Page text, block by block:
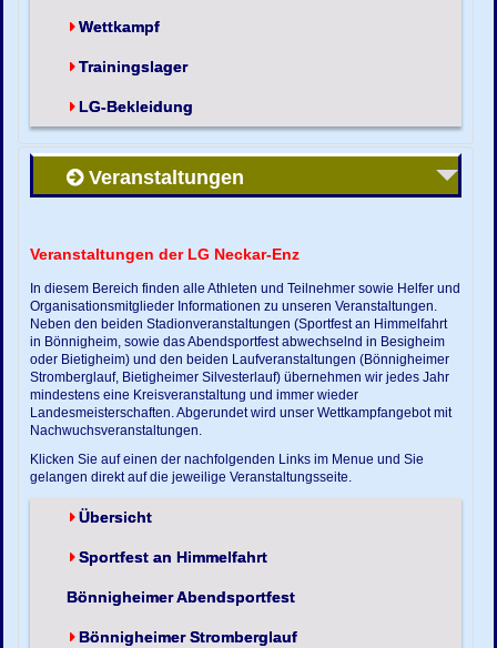
Wettkampf
Trainingslager
LG-Bekleidung
Veranstaltungen
Veranstaltungen der LG Neckar-Enz
In diesem Bereich finden alle Athleten und Teilnehmer sowie Helfer und
Organisationsmitglieder Informationen zu unseren Veranstaltungen.
Neben den beiden Stadionveranstaltungen (Sportfest an Himmelfahrt
in Bönnigheim, sowie das Abendsportfest abwechselnd in Besigheim
oder Bietigheim) und den beiden Laufveranstaltungen (Bönnigheimer
Stromberglauf, Bietigheimer Silvesterlauf) übernehmen wir jedes Jahr
mindestens eine Kreisveranstaltung und immer wieder
Landesmeisterschaften. Abgerundet wird unser Wettkampfangebot mit
Nachwuchsveranstaltungen.
Klicken Sie auf einen der nachfolgenden Links im Menue und Sie
gelangen direkt auf die jeweilige Veranstaltungsseite.
Übersicht
Sportfest an Himmelfahrt
Bönnigheimer Abendsportfest
Bönnigheimer Stromberglauf